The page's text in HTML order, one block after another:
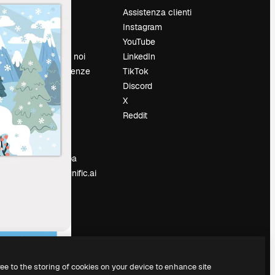
Prezzi
Chi siamo
Recensioni
Lavora con noi
Cerca tendenze
Blog
Eventi
Slidesgo
Vendi i tuoi
contenuti
Sala stampa
Cerchi magnific.ai
Assistenza clienti
Instagram
YouTube
LinkedIn
TikTok
Discord
X
Reddit
to the storing of cookies on your device to enhance site